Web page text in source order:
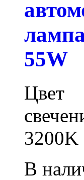
55W
Цвет
3200K
В